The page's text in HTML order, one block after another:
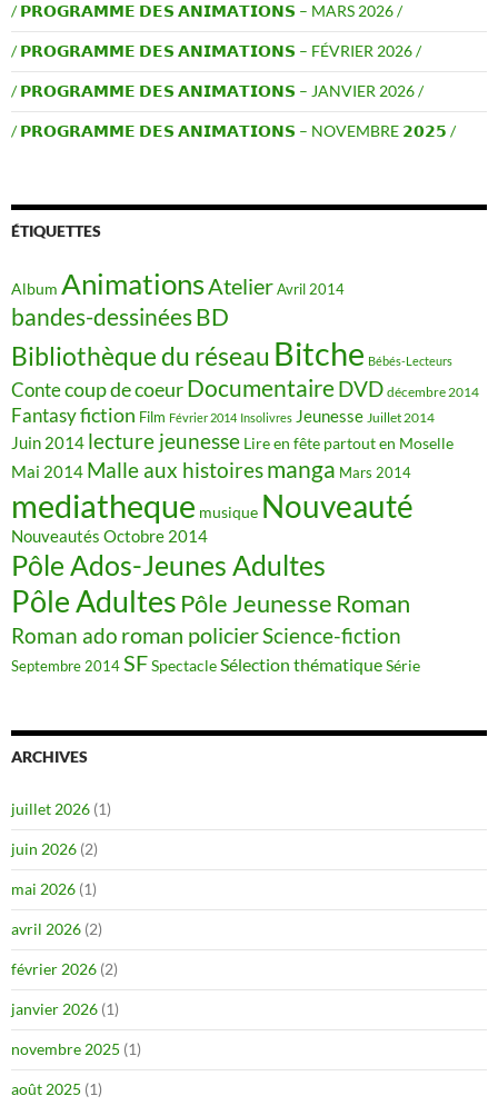
/ 𝗣𝗥𝗢𝗚𝗥𝗔𝗠𝗠𝗘 𝗗𝗘𝗦 𝗔𝗡𝗜𝗠𝗔𝗧𝗜𝗢𝗡𝗦 – MARS 2026 /
/ 𝗣𝗥𝗢𝗚𝗥𝗔𝗠𝗠𝗘 𝗗𝗘𝗦 𝗔𝗡𝗜𝗠𝗔𝗧𝗜𝗢𝗡𝗦 – FÉVRIER 2026 /
/ 𝗣𝗥𝗢𝗚𝗥𝗔𝗠𝗠𝗘 𝗗𝗘𝗦 𝗔𝗡𝗜𝗠𝗔𝗧𝗜𝗢𝗡𝗦 – JANVIER 2026 /
/ 𝗣𝗥𝗢𝗚𝗥𝗔𝗠𝗠𝗘 𝗗𝗘𝗦 𝗔𝗡𝗜𝗠𝗔𝗧𝗜𝗢𝗡𝗦 – NOVEMBRE 𝟮𝟬𝟮𝟱 /
ÉTIQUETTES
Album AnimationsAtelierAvril 2014
bandes-dessinéesBD
Bibliothèque du réseau Bitche Bébés-Lecteurs
Contecoup de coeurDocumentaireDVD décembre 2014
Fantasyfiction Film Février 2014 Insolivres Jeunesse Juillet 2014
Juin 2014 lecture jeunesse Lire en fête partout en Moselle
Mai 2014 Malle aux histoiresmanga Mars 2014
mediatheque musique Nouveauté
Nouveautés Octobre 2014
Pôle Ados-Jeunes Adultes
Pôle Adultes Pôle Jeunesse Roman
Roman ado roman policierScience-fiction
Septembre 2014SFSpectacleSélection thématiqueSérie
ARCHIVES
juillet 2026 (1)
juin 2026 (2)
mai 2026 (1)
avril 2026 (2)
février 2026 (2)
janvier 2026 (1)
novembre 2025 (1)
août 2025 (1)